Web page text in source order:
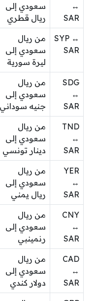
↔
SAR
سعودي إلى
ريال قطري
SYP ↔
SAR
من ريال
سعودي إلى
ليرة سورية
SDG
↔
SAR
من ريال
سعودي إلى
جنيه سوداني
TND
↔
SAR
من ريال
سعودي إلى
دينار تونسي
YER
↔
SAR
من ريال
سعودي إلى
ريال يمني
CNY
↔
SAR
من ريال
سعودي إلى
رنمينبي
CAD
↔
SAR
من ريال
سعودي إلى
دولار كندي